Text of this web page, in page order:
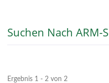
Suchen Nach ARM-
Ergebnis 1 - 2 von 2